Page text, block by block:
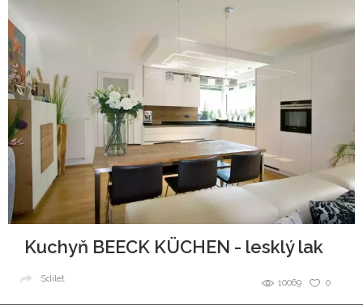
Kuchyň BEECK KÜCHEN - lesklý lak
0
10069
Sdílet